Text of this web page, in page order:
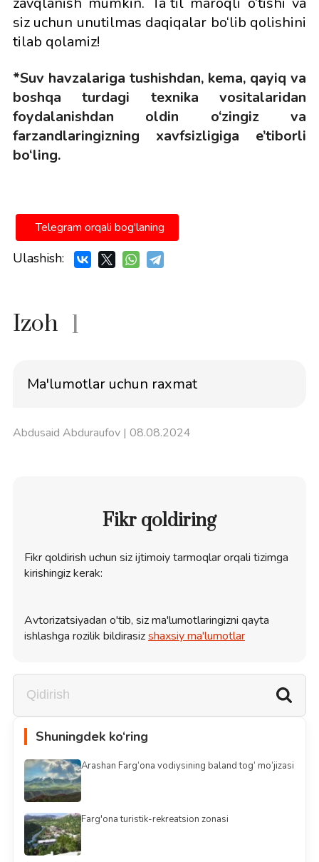
siz uchun unutilmas daqiqalar bo‘lib qolishini
tilab qolamiz!
*Suv havzalariga tushishdan, kema, qayiq va
boshqa turdagi texnika vositalaridan
foydalanishdan oldin o‘zingiz va
farzandlaringizning xavfsizligiga e’tiborli
bo‘ling.
Telegram orqali bog'laning
Ulashish:
Izoh 1
Ma'lumotlar uchun raxmat
Abdusaid Abduraufov| 08.08.2024
Fikr qoldiring
Fikr qoldirish uchun siz ijtimoiy tarmoqlar orqali tizimga
kirishingiz kerak:
Avtorizatsiyadan o'tib, siz ma'lumotlaringizni qayta
ishlashga rozilik bildirasizshaxsiy ma'lumotlar
Shuningdek ko‘ring
Arashan Farg‘ona vodiysining baland tog‘ mo‘jizasi
Farg'ona turistik-rekreatsion zonasi